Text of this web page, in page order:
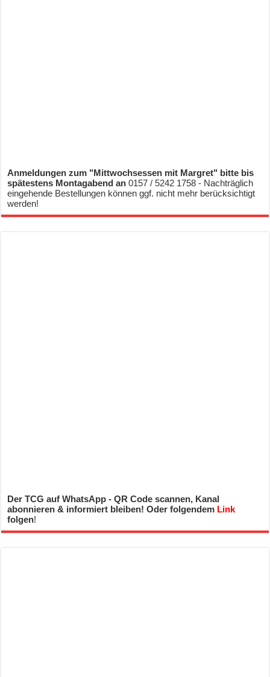
Anmeldungen zum "Mittwochsessen mit Margret" bitte bis
spätestens Montagabend an0157 / 5242 1758 - Nachträglich
eingehende Bestellungen können ggf. nicht mehr berücksichtigt
werden!
Der TCG auf WhatsApp - QR Code scannen, Kanal
abonnieren & informiert bleiben! Oder folgendem Link
folgen!